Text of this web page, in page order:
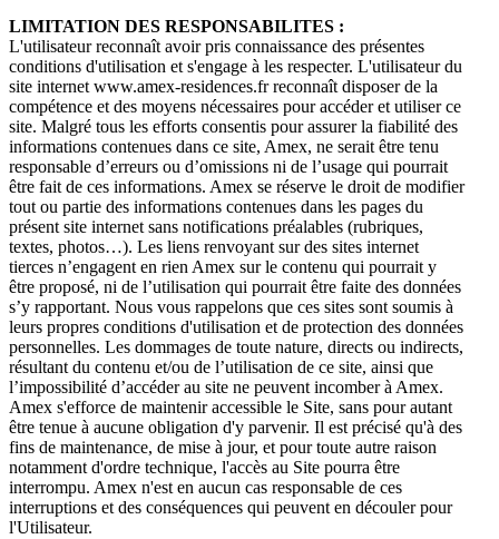
LIMITATION DES RESPONSABILITES :
L'utilisateur reconnaît avoir pris connaissance des présentes
conditions d'utilisation et s'engage à les respecter. L'utilisateur du
site internet www.amex-residences.fr reconnaît disposer de la
compétence et des moyens nécessaires pour accéder et utiliser ce
site. Malgré tous les efforts consentis pour assurer la fiabilité des
informations contenues dans ce site, Amex, ne serait être tenu
responsable d’erreurs ou d’omissions ni de l’usage qui pourrait
être fait de ces informations. Amex se réserve le droit de modifier
tout ou partie des informations contenues dans les pages du
présent site internet sans notifications préalables (rubriques,
textes, photos…). Les liens renvoyant sur des sites internet
tierces n’engagent en rien Amex sur le contenu qui pourrait y
être proposé, ni de l’utilisation qui pourrait être faite des données
s’y rapportant. Nous vous rappelons que ces sites sont soumis à
leurs propres conditions d'utilisation et de protection des données
personnelles. Les dommages de toute nature, directs ou indirects,
résultant du contenu et/ou de l’utilisation de ce site, ainsi que
l’impossibilité d’accéder au site ne peuvent incomber à Amex.
Amex s'efforce de maintenir accessible le Site, sans pour autant
être tenue à aucune obligation d'y parvenir. Il est précisé qu'à des
fins de maintenance, de mise à jour, et pour toute autre raison
notamment d'ordre technique, l'accès au Site pourra être
interrompu. Amex n'est en aucun cas responsable de ces
interruptions et des conséquences qui peuvent en découler pour
l'Utilisateur.